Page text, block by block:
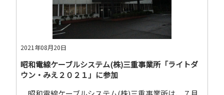
2021年08月20日
昭和電線ケーブルシステム(株)三重事業所「ライトダ
ウン・みえ２０２１」に参加